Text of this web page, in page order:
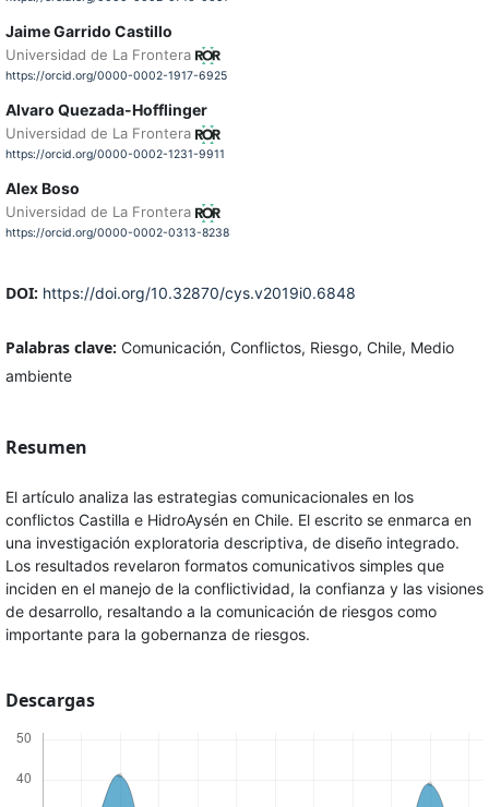
Jaime Garrido Castillo
Universidad de La Frontera
https://orcid.org/0000-0002-1917-6925
Alvaro Quezada-Hofflinger
Universidad de La Frontera
https://orcid.org/0000-0002-1231-9911
Alex Boso
Universidad de La Frontera
https://orcid.org/0000-0002-0313-8238
DOI: https://doi.org/10.32870/cys.v2019i0.6848
Palabras clave: Comunicación, Conflictos, Riesgo, Chile, Medio
ambiente
Resumen
El artículo analiza las estrategias comunicacionales en los
conflictos Castilla e HidroAysén en Chile. El escrito se enmarca en
una investigación exploratoria descriptiva, de diseño integrado.
Los resultados revelaron formatos comunicativos simples que
inciden en el manejo de la conflictividad, la confianza y las visiones
de desarrollo, resaltando a la comunicación de riesgos como
importante para la gobernanza de riesgos.
Descargas